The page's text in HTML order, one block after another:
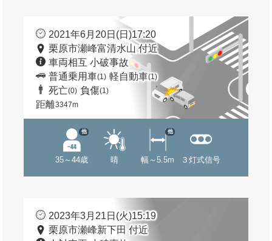
2021年6月20日(日)17:20
栗原市瀬峰富清水山 付近
車両相互 小破事故
普通乗用車(1) 軽自動車(1)
死亡(0) 負傷(1)
距離3347m
35～44歳
他
晴 幅～5.5m
他
３灯式信号
2023年3月21日(火)15:19
栗原市瀬峰新下田 付近